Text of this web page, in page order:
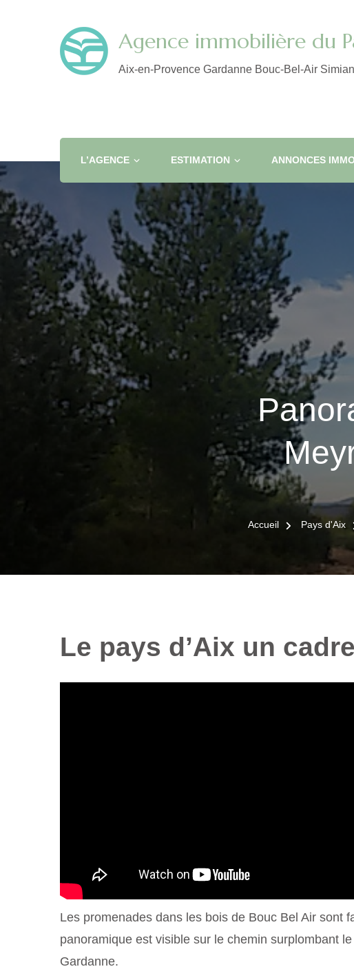
Agence immobilière du
Aix-en-Provence Gardanne Bouc-Bel-Air
L’AGENCE ESTIMATION ANNONCES
Accueil Pays d'Aix
Le pays d’Aix un
Les promenades dans les bois de Bouc Bel Air sont
panoramique est visible sur le chemin surplombant
Gardanne.